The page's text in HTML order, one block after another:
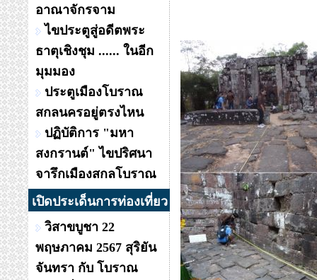
อาณาจักรจาม
ไขประตูสู่อดีตพระ
ธาตุเชิงชุม ...... ในอีก
มุมมอง
ประตูเมืองโบราณ
สกลนครอยู่ตรงไหน
ปฏิบัติการ "มหา
สงกรานต์" ไขปริศนา
จารึกเมืองสกลโบราณ
เปิดประเด็นการท่องเที่ยว
วิสาขบูชา 22
พฤษภาคม 2567 สุริยัน
จันทรา กับ โบราณ